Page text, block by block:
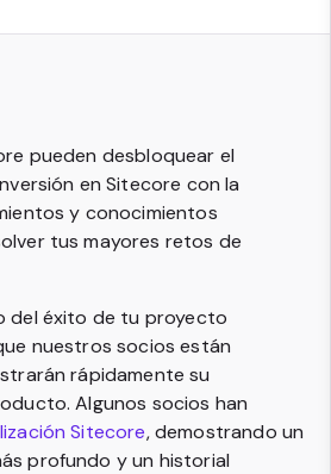
pueden desbloquear el
en Sitecore con la
y conocimientos
tus mayores retos de
del éxito de tu proyecto
nuestros socios están
rápidamente su
Algunos socios han
Sitecore, demostrando un
profundo y un historial